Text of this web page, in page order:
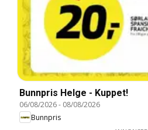
Bunnpris Helge - Kuppet!
06/08/2026- 08/08/2026
Bunnpris